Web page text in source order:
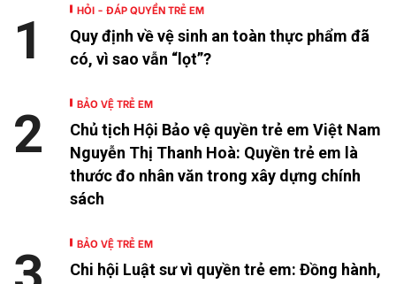
HỎI - ĐÁP QUYỀN TRẺ EM
Quy định về vệ sinh an toàn thực phẩm đã
có, vì sao vẫn “lọt”?
1
BẢO VỆ TRẺ EM
Chủ tịch Hội Bảo vệ quyền trẻ em Việt Nam
Nguyễn Thị Thanh Hoà: Quyền trẻ em là
thước đo nhân văn trong xây dựng chính
sách
2
BẢO VỆ TRẺ EM
Chi hội Luật sư vì quyền trẻ em: Đồng hành,